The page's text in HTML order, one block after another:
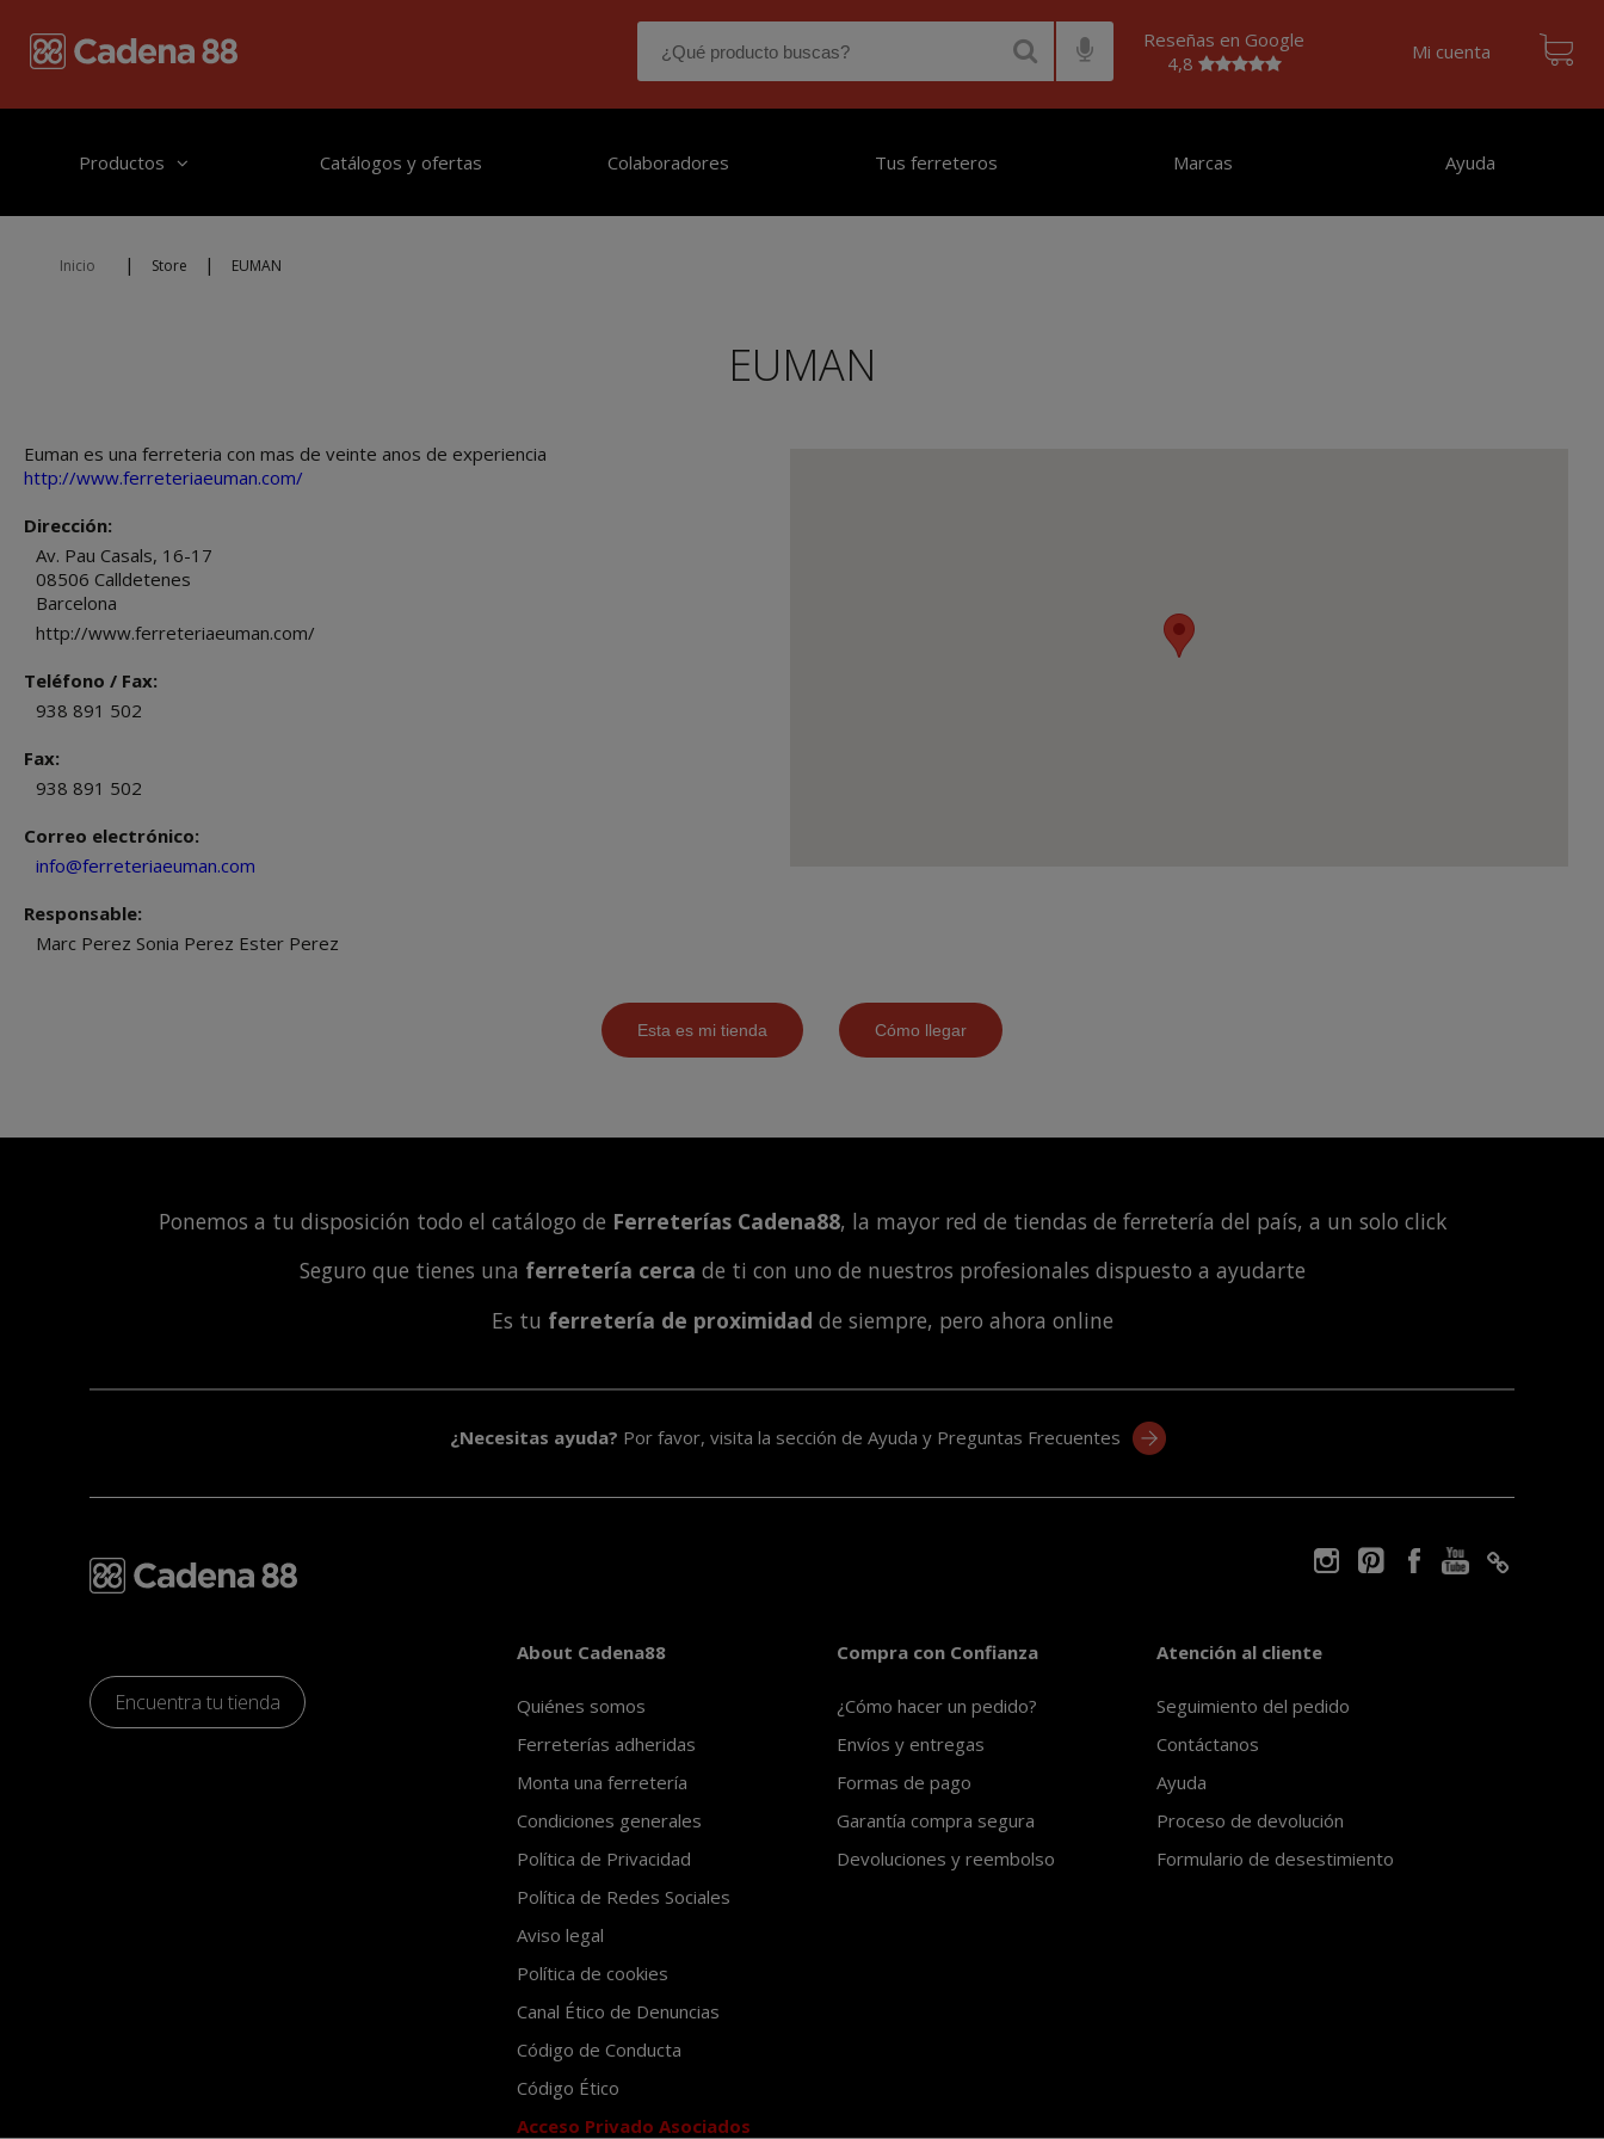
Reseñas en Google
4,8
Mi cuenta
Productos Catálogos y ofertas Colaboradores Tus ferreteros Marcas Ayuda
Inicio | Store | EUMAN
EUMAN
Euman es una ferreteria con mas de veinte anos de experiencia
http://www.ferreteriaeuman.com/
Dirección:
Av. Pau Casals, 16-17
08506 Calldetenes
Barcelona
http://www.ferreteriaeuman.com/
Teléfono / Fax:
938 891 502
Fax:
938 891 502
Correo electrónico:
info@ferreteriaeuman.com
Responsable:
Marc Perez Sonia Perez Ester Perez
Ponemos a tu disposición todo el catálogo de Ferreterías Cadena88, la mayor red de tiendas de ferretería del país, a un solo click
Seguro que tienes una ferretería cerca de ti con uno de nuestros profesionales dispuesto a ayudarte
Es tu ferretería de proximidad de siempre, pero ahora online
¿Necesitas ayuda? Por favor, visita la sección de Ayuda y Preguntas Frecuentes
Encuentra tu tienda
About Cadena88
Quiénes somos
Ferreterías adheridas
Monta una ferretería
Condiciones generales
Política de Privacidad
Política de Redes Sociales
Aviso legal
Política de cookies
Canal Ético de Denuncias
Código de Conducta
Código Ético
Acceso Privado Asociados
Compra con Confianza
¿Cómo hacer un pedido?
Envíos y entregas
Formas de pago
Garantía compra segura
Devoluciones y reembolso
Atención al cliente
Seguimiento del pedido
Contáctanos
Ayuda
Proceso de devolución
Formulario de desestimiento